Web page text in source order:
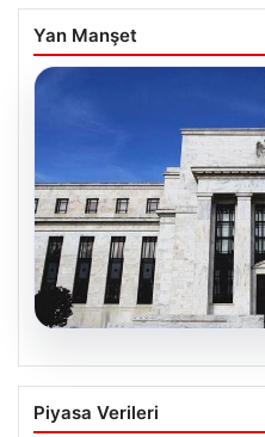
Yan Manşet
05.08.2026
Fed faizi sabit tuttu
{“title”: “ABD Merkez
Piyasa Verileri